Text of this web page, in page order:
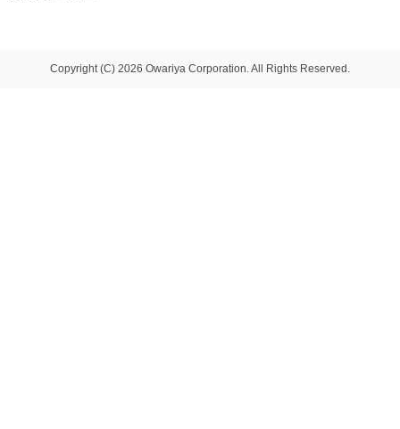
Copyright (C) 2026 Owariya Corporation. All Rights Reserved.